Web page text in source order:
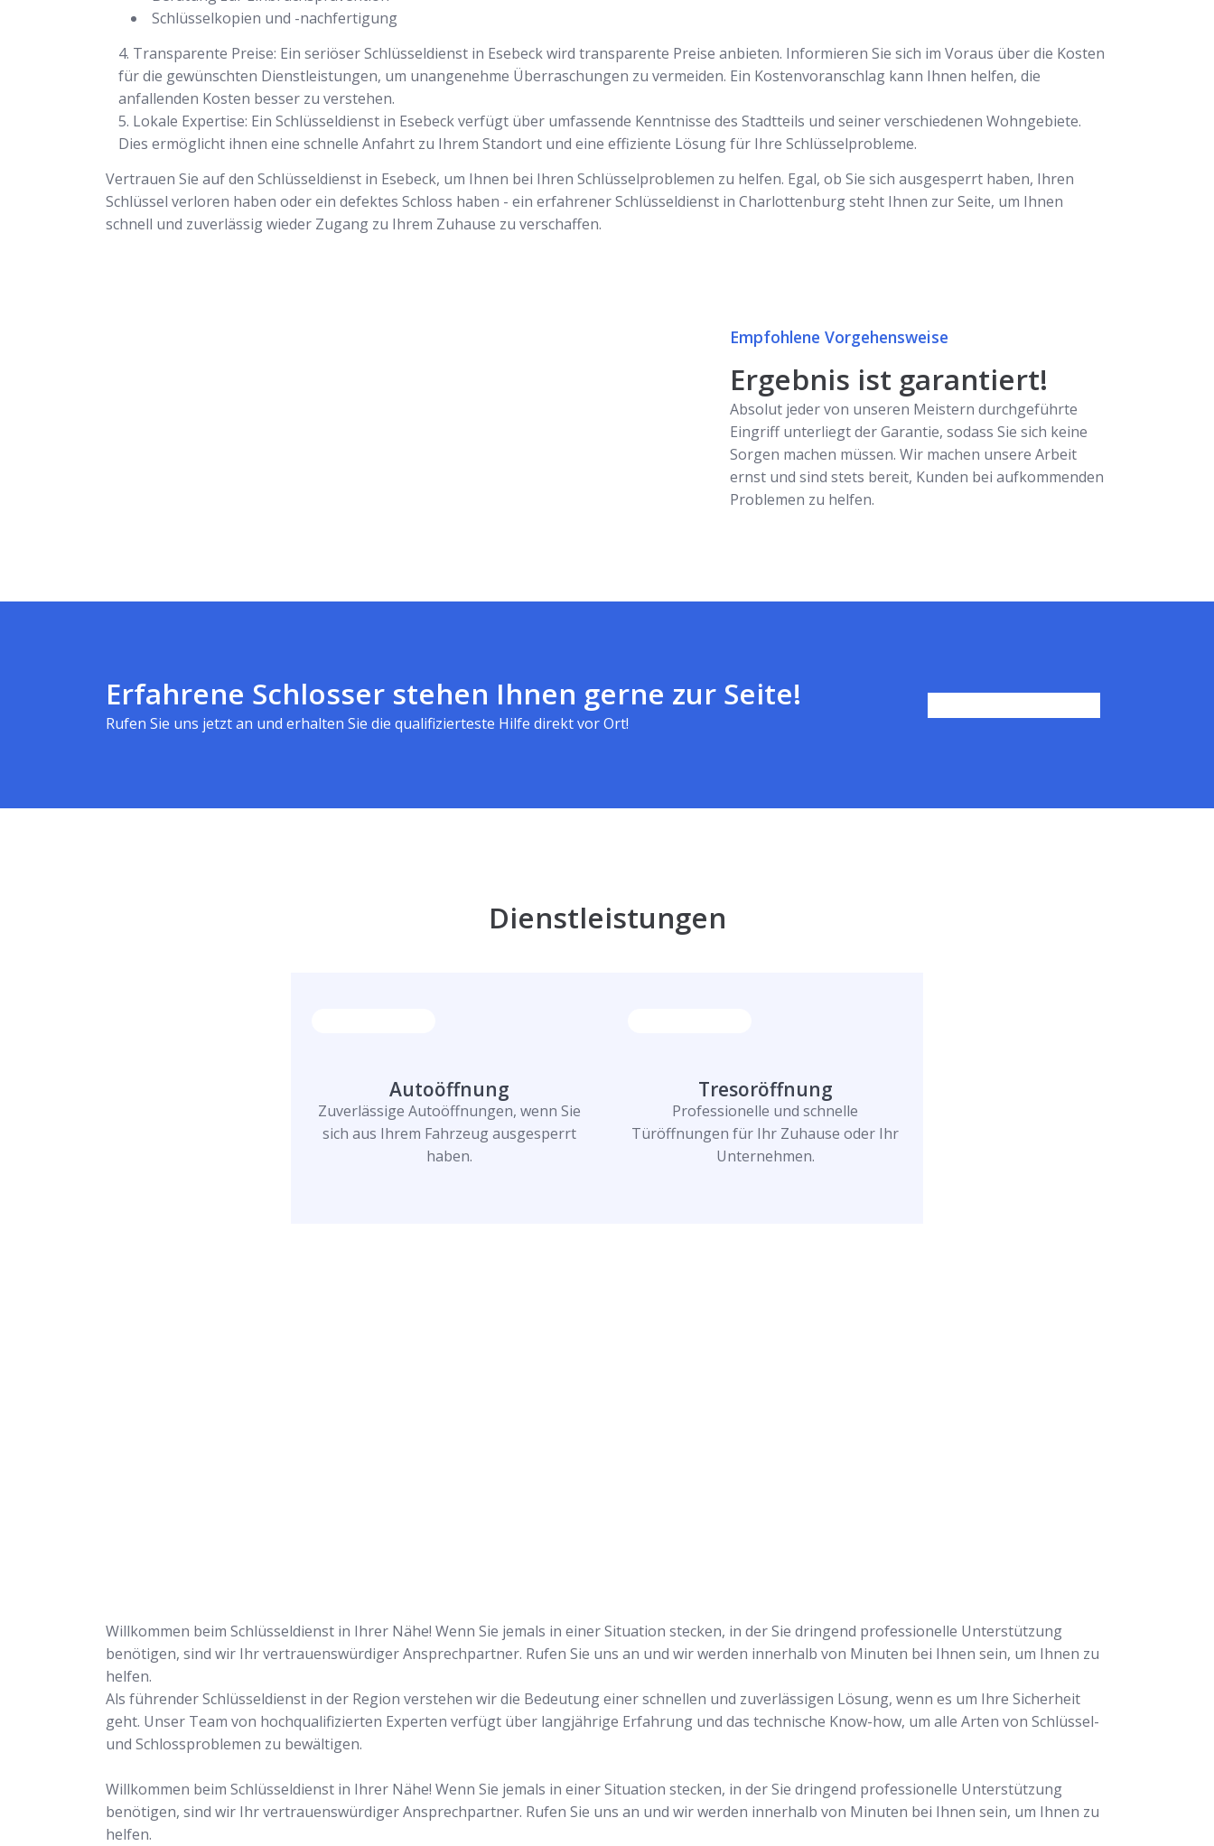
Schlüsselkopien und -nachfertigung
Transparente Preise: Ein seriöser Schlüsseldienst in Esebeck wird transparente Preise anbieten. Informieren Sie sich im Voraus über die Kosten
für die gewünschten Dienstleistungen, um unangenehme Überraschungen zu vermeiden. Ein Kostenvoranschlag kann Ihnen helfen, die
anfallenden Kosten besser zu verstehen.
Lokale Expertise: Ein Schlüsseldienst in Esebeck verfügt über umfassende Kenntnisse des Stadtteils und seiner verschiedenen Wohngebiete.
Dies ermöglicht ihnen eine schnelle Anfahrt zu Ihrem Standort und eine effiziente Lösung für Ihre Schlüsselprobleme.
Vertrauen Sie auf den Schlüsseldienst in Esebeck, um Ihnen bei Ihren Schlüsselproblemen zu helfen. Egal, ob Sie sich ausgesperrt haben, Ihren
Schlüssel verloren haben oder ein defektes Schloss haben - ein erfahrener Schlüsseldienst in Charlottenburg steht Ihnen zur Seite, um Ihnen
schnell und zuverlässig wieder Zugang zu Ihrem Zuhause zu verschaffen.
Empfohlene Vorgehensweise
Ergebnis ist garantiert!
Absolut jeder von unseren Meistern durchgeführte
Eingriff unterliegt der Garantie, sodass Sie sich keine
Sorgen machen müssen. Wir machen unsere Arbeit
ernst und sind stets bereit, Kunden bei aufkommenden
Problemen zu helfen.
Erfahrene Schlosser stehen Ihnen gerne zur Seite!
Rufen Sie uns jetzt an und erhalten Sie die qualifizierteste Hilfe direkt vor Ort!
Dienstleistungen
Autoöffnung
Zuverlässige Autoöffnungen, wenn Sie
sich aus Ihrem Fahrzeug ausgesperrt
haben.
Tresoröffnung
Professionelle und schnelle
Türöffnungen für Ihr Zuhause oder Ihr
Unternehmen.
Willkommen beim Schlüsseldienst in Ihrer Nähe! Wenn Sie jemals in einer Situation stecken, in der Sie dringend professionelle Unterstützung
benötigen, sind wir Ihr vertrauenswürdiger Ansprechpartner. Rufen Sie uns an und wir werden innerhalb von Minuten bei Ihnen sein, um Ihnen zu
helfen.
Als führender Schlüsseldienst in der Region verstehen wir die Bedeutung einer schnellen und zuverlässigen Lösung, wenn es um Ihre Sicherheit
geht. Unser Team von hochqualifizierten Experten verfügt über langjährige Erfahrung und das technische Know-how, um alle Arten von Schlüssel-
und Schlossproblemen zu bewältigen.
Willkommen beim Schlüsseldienst in Ihrer Nähe! Wenn Sie jemals in einer Situation stecken, in der Sie dringend professionelle Unterstützung
benötigen, sind wir Ihr vertrauenswürdiger Ansprechpartner. Rufen Sie uns an und wir werden innerhalb von Minuten bei Ihnen sein, um Ihnen zu
helfen.